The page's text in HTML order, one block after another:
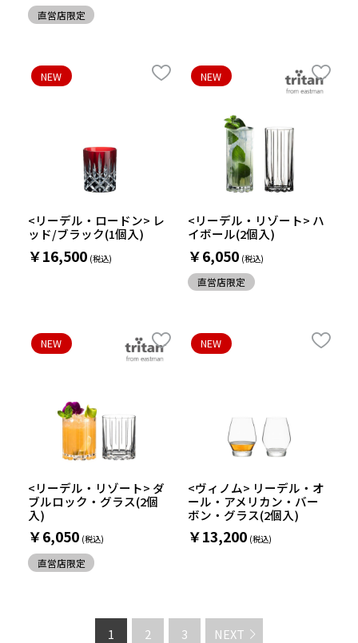
直営店限定
<リーデル・ロードン> レ
ッド/ブラック(1個入)
￥16,500
NEW
<リーデル・リゾート> ハ
イボール(2個入)
￥6,050
NEW
直営店限定
<リーデル・リゾート> ダ
ブルロック・グラス(2個
入)
￥6,050
NEW
直営店限定
<ヴィノム> リーデル・オ
ール・アメリカン・バー
ボン・グラス(2個入)
￥13,200
NEW
1 2 3 NEXT